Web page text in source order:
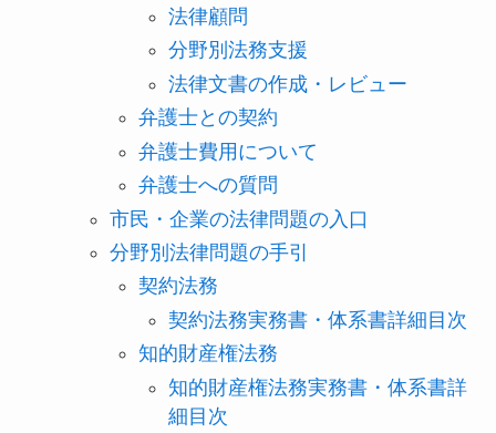
法律顧問
分野別法務支援
法律文書の作成・レビュー
弁護士との契約
弁護士費用について
弁護士への質問
市民・企業の法律問題の入口
分野別法律問題の手引
契約法務
契約法務実務書・体系書詳細目次
知的財産権法務
知的財産権法務実務書・体系書詳
細目次